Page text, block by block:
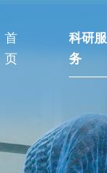
首
页
科研服
务